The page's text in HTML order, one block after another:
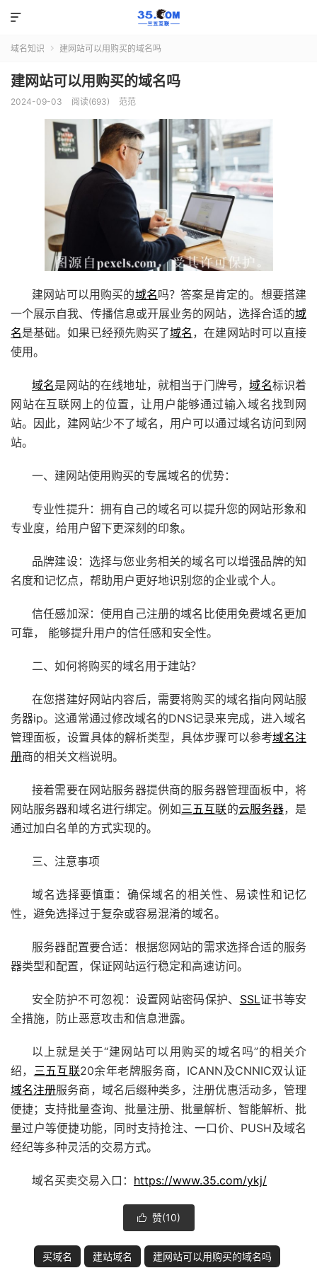

域名知识  建网站可以用购买的域名吗
建网站可以用购买的域名吗
2024-09-03 阅读(693) 范范
建网站可以用购买的域名吗？答案是肯定的。想要搭建
一个展示自我、传播信息或开展业务的网站，选择合适的域
名是基础。如果已经预先购买了域名 ，在建网站时可以直接
使用。
域名是网站的在线地址，就相当于门牌号，域名标识着
网站在互联网上的位置，让用户能够通过输入域名找到网
站。因此，建网站少不了域名，用户可以通过域名访问到网
站。
一、建网站使用购买的专属域名的优势：
专业性提升：拥有自己的域名可以提升您的网站形象和
专业度，给用户留下更深刻的印象。
品牌建设：选择与您业务相关的域名可以增强品牌的知
名度和记忆点，帮助用户更好地识别您的企业或个人。
信任感加深：使用自己注册的域名比使用免费域名更加
可靠， 能够提升用户的信任感和安全性。
二、如何将购买的域名用于建站？
在您搭建好网站内容后，需要将购买的域名指向网站服
务器ip。这通常通过修改域名的DNS记录来完成，进入域名
管理面板，设置具体的解析类型，具体步骤可以参考域名注
册商的相关文档说明。
接着需要在网站服务器提供商的服务器管理面板中，将
网站服务器和域名进行绑定。例如三五互联的云服务器，是
通过加白名单的方式实现的。
三、注意事项
域名选择要慎重：确保域名的相关性、易读性和记忆
性，避免选择过于复杂或容易混淆的域名。
服务器配置要合适：根据您网站的需求选择合适的服务
器类型和配置，保证网站运行稳定和高速访问。
安全防护不可忽视：设置网站密码保护、 SSL证书等安
全措施，防止恶意攻击和信息泄露。
以上就是关于“建网站可以用购买的域名吗”的相关介
绍， 三五互联20余年老牌服务商，ICANN及CNNIC双认证
域名注册服务商，域名后缀种类多，注册优惠活动多，管理
便捷；支持批量查询、批量注册、批量解析、智能解析、批
量过户等便捷功能，同时支持抢注、一口价、PUSH及域名
经纪等多种灵活的交易方式。
域名买卖交易入口： https://www.35.com/ykj/
 赞(10)
买域名 建站域名 建网站可以用购买的域名吗